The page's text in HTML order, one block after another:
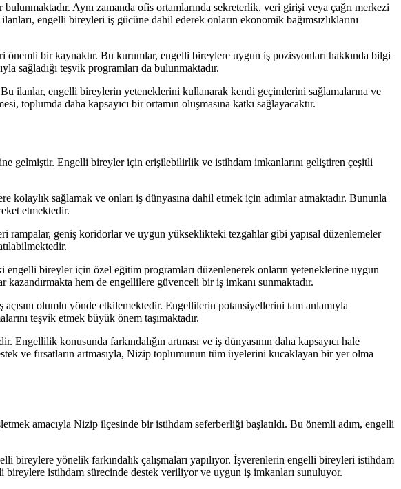
Aynı zamanda ofis ortamlarında sekreterlik, veri girişi veya çağrı merkezi
engelli bireyleri iş gücüne dahil ederek onların ekonomik bağımsızlıklarını
bir kaynaktır. Bu kurumlar, engelli bireylere uygun iş pozisyonları hakkında bilgi
sağladığı teşvik programları da bulunmaktadır.
ilanlar, engelli bireylerin yeteneklerini kullanarak kendi geçimlerini sağlamalarına ve
toplumda daha kapsayıcı bir ortamın oluşmasına katkı sağlayacaktır.
gelmiştir. Engelli bireyler için erişilebilirlik ve istihdam imkanlarını geliştiren çeşitli
sağlamak ve onları iş dünyasına dahil etmek için adımlar atmaktadır. Bununla
etmektedir.
geniş koridorlar ve uygun yükseklikteki tezgahlar gibi yapısal düzenlemeler
bireyler için özel eğitim programları düzenlenerek onların yeteneklerine uygun
hem de engellilere güvenceli bir iş imkanı sunmaktadır.
olumlu yönde etkilemektedir. Engellilerin potansiyellerini tam anlamıyla
teşvik etmek büyük önem taşımaktadır.
konusunda farkındalığın artması ve iş dünyasının daha kapsayıcı hale
ve fırsatların artmasıyla, Nizip toplumunun tüm üyelerini kucaklayan bir yer olma
amacıyla Nizip ilçesinde bir istihdam seferberliği başlatıldı. Bu önemli adım, engelli
yönelik farkındalık çalışmaları yapılıyor. İşverenlerin engelli bireyleri istihdam
istihdam sürecinde destek veriliyor ve uygun iş imkanları sunuluyor.